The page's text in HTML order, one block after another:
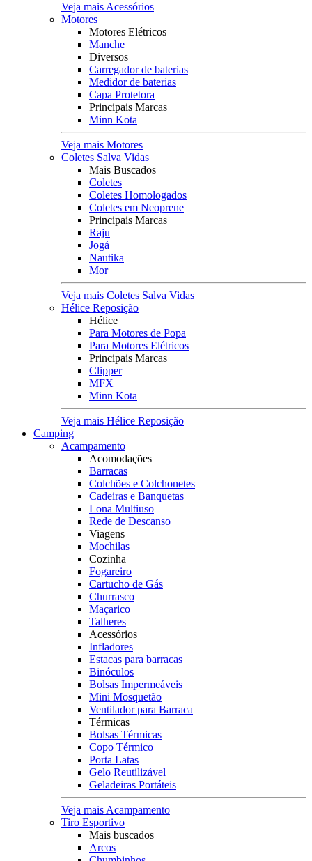
Veja mais Acessórios
Motores
Motores Elétricos
Manche
Diversos
Carregador de baterias
Medidor de baterias
Capa Protetora
Principais Marcas
Minn Kota
Veja mais Motores
Coletes Salva Vidas
Mais Buscados
Coletes
Coletes Homologados
Coletes em Neoprene
Principais Marcas
Raju
Jogá
Nautika
Mor
Veja mais Coletes Salva Vidas
Hélice Reposição
Hélice
Para Motores de Popa
Para Motores Elétricos
Principais Marcas
Clipper
MFX
Minn Kota
Veja mais Hélice Reposição
Camping
Acampamento
Acomodações
Barracas
Colchões e Colchonetes
Cadeiras e Banquetas
Lona Multiuso
Rede de Descanso
Viagens
Mochilas
Cozinha
Fogareiro
Cartucho de Gás
Churrasco
Maçarico
Talheres
Acessórios
Infladores
Estacas para barracas
Binóculos
Bolsas Impermeáveis
Mini Mosquetão
Ventilador para Barraca
Térmicas
Bolsas Térmicas
Copo Térmico
Porta Latas
Gelo Reutilizável
Geladeiras Portáteis
Veja mais Acampamento
Tiro Esportivo
Mais buscados
Arcos